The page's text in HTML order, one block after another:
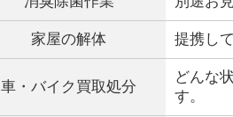
家屋の解体 提携し
車・バイク買取処分
どんな
す。